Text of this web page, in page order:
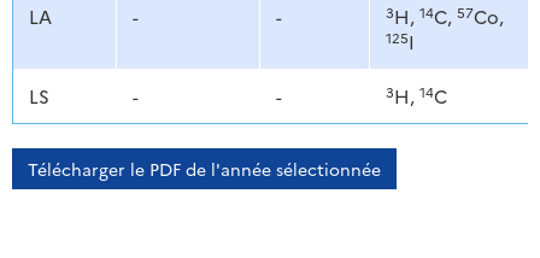
LA - - 3H, 14C, 57Co,
125I
LS - - 3H, 14C
Télécharger le PDF de l'année sélectionnée